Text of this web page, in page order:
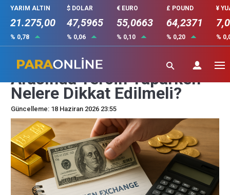
YARIM ALTIN
21.275,00
% 0,78
$ DOLAR
47,5965
% 0,06
€ EURO
55,0663
% 0,10
£ POUND
64,2371
% 0,20
¥
%
Döviz, Altın ve Borsa
Arasında Tercih Yaparken
Nelere Dikkat Edilmeli?
Güncelleme: 18 Haziran 2026 23:55